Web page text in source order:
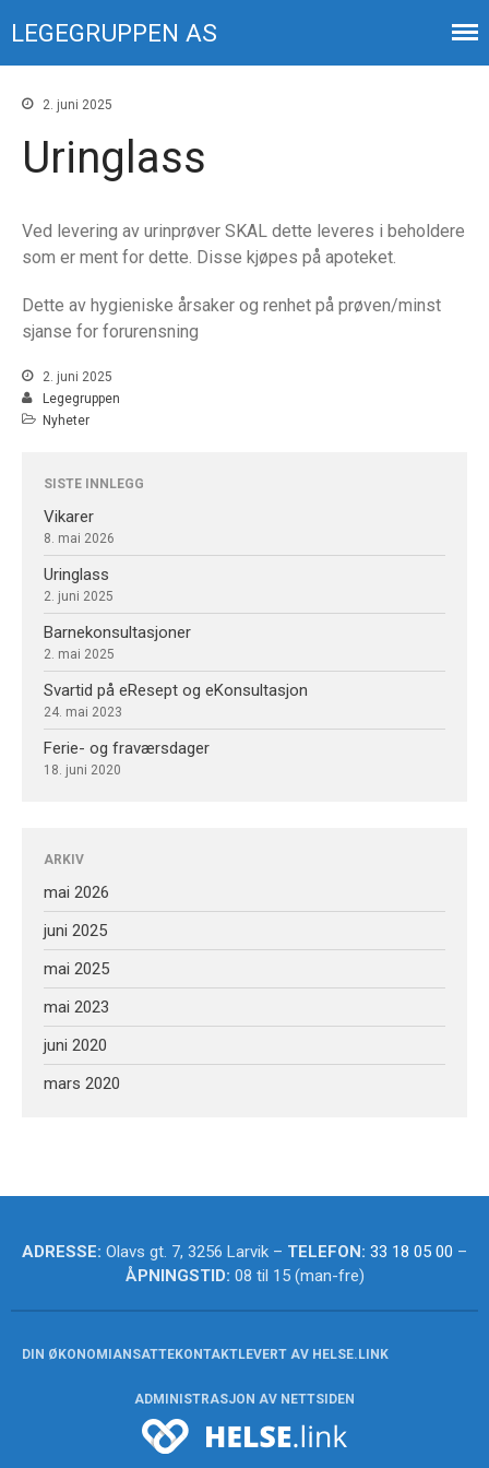
mai 2026
mai 2025
Nyheter
LEGEGRUPPEN AS
2. juni 2025
Uringlass
Ved levering av urinprøver SKAL dette leveres i beholdere
som er ment for dette. Disse kjøpes på apoteket.
Dette av hygieniske årsaker og renhet på prøven/minst
sjanse for forurensning
2. juni 2025
Legegruppen
Nyheter
SISTE INNLEGG
Vikarer
8. mai 2026
Uringlass
2. juni 2025
Barnekonsultasjoner
2. mai 2025
Svartid på eResept og eKonsultasjon
24. mai 2023
Ferie- og fraværsdager
18. juni 2020
ARKIV
mai 2026
juni 2025
mai 2025
mai 2023
juni 2020
mars 2020
ADRESSE: Olavs gt. 7, 3256 Larvik – TELEFON: 33 18 05 00 –
ÅPNINGSTID: 08 til 15 (man-fre)
DIN ØKONOMIANSATTEKONTAKTLEVERT AV HELSE.LINK
ADMINISTRASJON AV NETTSIDEN